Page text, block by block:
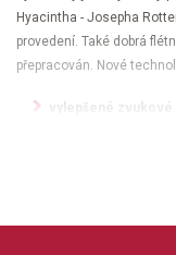
Hyacintha - Josepha
provedení. Také dobrá
přepracován. Nové
kónicky zaoblený
změněné díra, pro